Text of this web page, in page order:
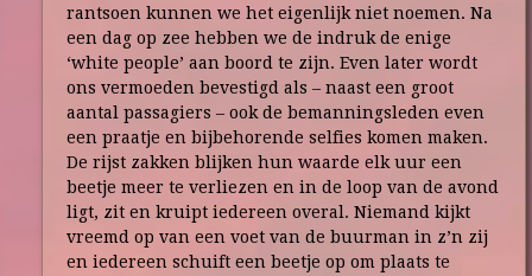
rantsoen kunnen we het eigenlijk niet noemen. Na
een dag op zee hebben we de indruk de enige
‘white people’ aan boord te zijn. Even later wordt
ons vermoeden bevestigd als – naast een groot
aantal passagiers – ook de bemanningsleden even
een praatje en bijbehorende selfies komen maken.
De rijst zakken blijken hun waarde elk uur een
beetje meer te verliezen en in de loop van de avond
ligt, zit en kruipt iedereen overal. Niemand kijkt
vreemd op van een voet van de buurman in z’n zij
en iedereen schuift een beetje op om plaats te